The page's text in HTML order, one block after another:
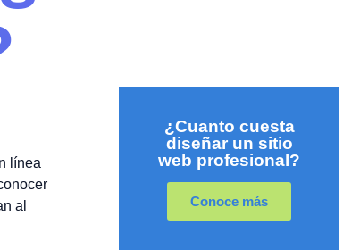
línea
al
¿Cuanto cuesta
diseñar un sitio
web profesional?
Conoce más